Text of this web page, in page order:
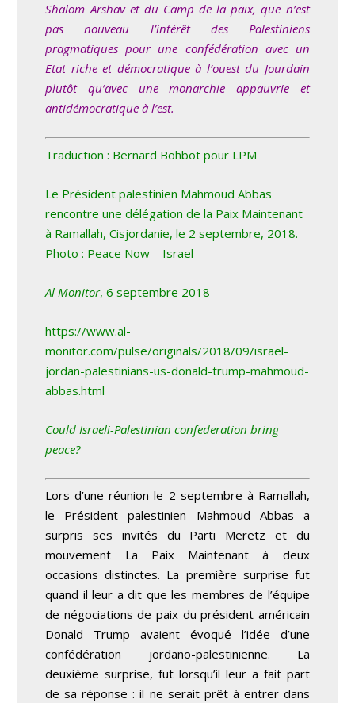
Shalom Arshav et du Camp de la paix, que n’est
pas nouveau l’intérêt des Palestiniens
pragmatiques pour une confédération avec un
Etat riche et démocratique à l’ouest du Jourdain
plutôt qu’avec une monarchie appauvrie et
antidémocratique à l’est.
Traduction : Bernard Bohbot pour LPM
Le Président palestinien Mahmoud Abbas
rencontre une délégation de la Paix Maintenant
à Ramallah, Cisjordanie, le 2 septembre, 2018.
Photo : Peace Now – Israel
Al Monitor, 6 septembre 2018
https://www.al-
monitor.com/pulse/originals/2018/09/israel-
jordan-palestinians-us-donald-trump-mahmoud-
abbas.html
Could Israeli-Palestinian confederation bring
peace?
Lors d’une réunion le 2 septembre à Ramallah,
le Président palestinien Mahmoud Abbas a
surpris ses invités du Parti Meretz et du
mouvement La Paix Maintenant à deux
occasions distinctes. La première surprise fut
quand il leur a dit que les membres de l’équipe
de négociations de paix du président américain
Donald Trump avaient évoqué l’idée d’une
confédération jordano-palestinienne. La
deuxième surprise, fut lorsqu’il leur a fait part
de sa réponse : il ne serait prêt à entrer dans